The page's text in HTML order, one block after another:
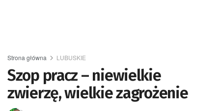
Strona główna LUBUSKIE
Szop pracz – niewielkie
zwierzę, wielkie zagrożenie